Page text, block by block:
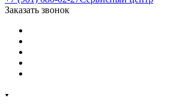
Заказать звонок